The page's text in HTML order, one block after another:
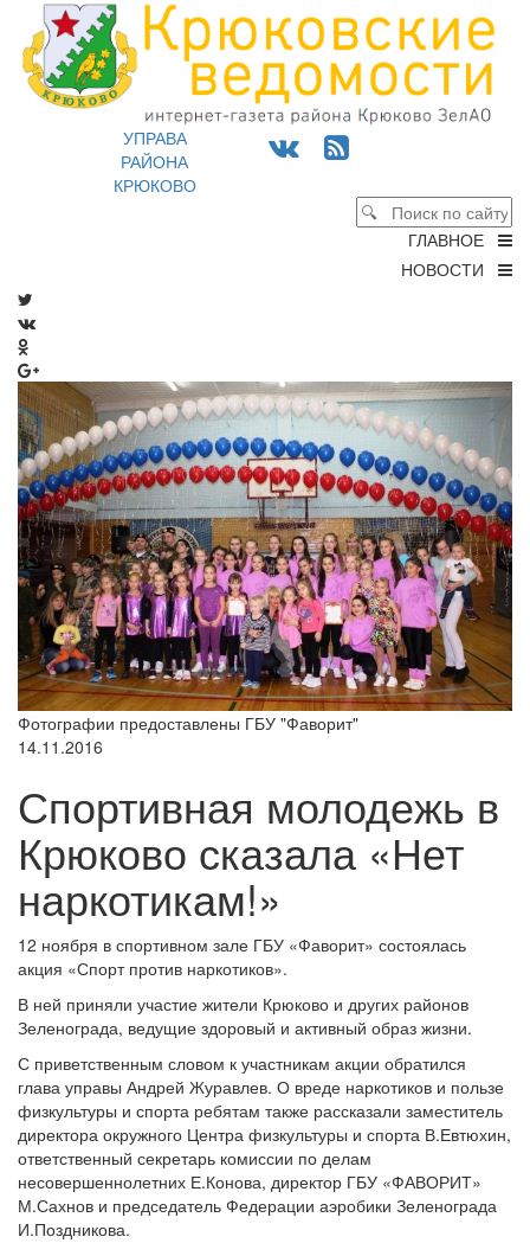
УПРАВА
РАЙОНА
КРЮКОВО
ГЛАВНОЕ
НОВОСТИ
Фотографии предоставлены ГБУ "Фаворит"
14.11.2016
Спортивная молодежь в
Крюково сказала «Нет
наркотикам!»
12 ноября в спортивном зале ГБУ «Фаворит» состоялась
акция «Спорт против наркотиков».
В ней приняли участие жители Крюково и других районов
Зеленограда, ведущие здоровый и активный образ жизни.
С приветственным словом к участникам акции обратился
глава управы Андрей Журавлев. О вреде наркотиков и пользе
физкультуры и спорта ребятам также рассказали заместитель
директора окружного Центра физкультуры и спорта В.Евтюхин,
ответственный секретарь комиссии по делам
несовершеннолетних Е.Конова, директор ГБУ «ФАВОРИТ»
М.Сахнов и председатель Федерации аэробики Зеленограда
И.Поздникова.